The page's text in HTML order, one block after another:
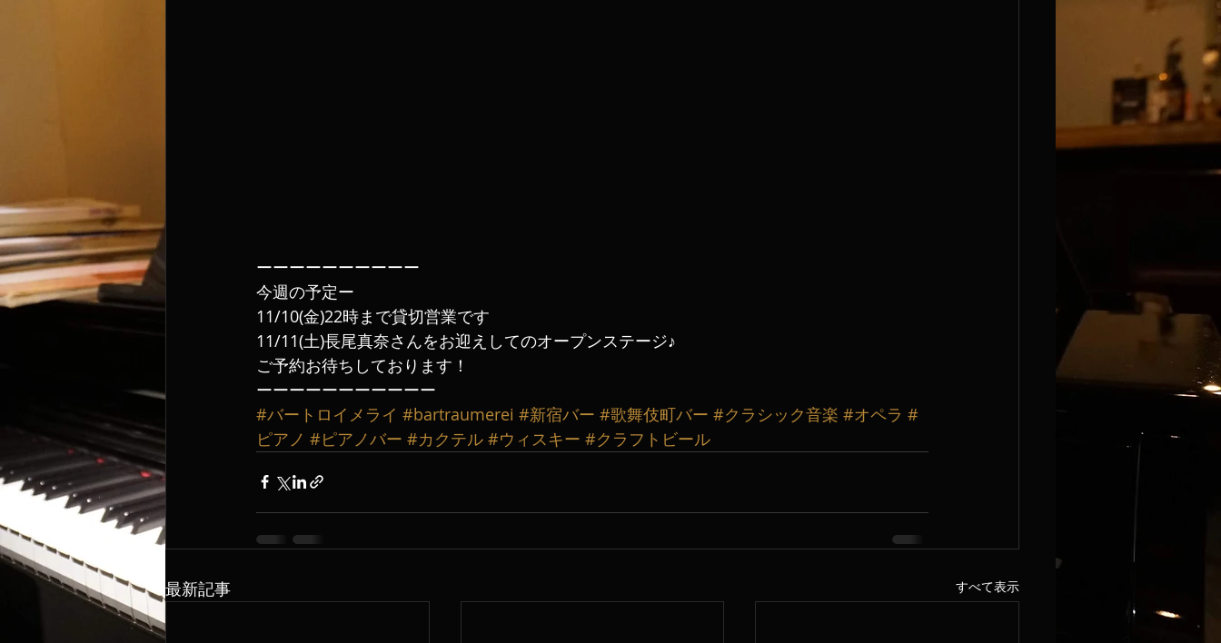
ーーーーーーーーーー
今週の予定ー
11/10(金)22時まで貸切営業です
11/11(土)長尾真奈さんをお迎えしてのオープンステージ♪
ご予約お待ちしております！
ーーーーーーーーーーー
#バートロイメライ #bartraumerei #新宿バー #歌舞伎町バー #クラシック音楽 #オペラ #
ピアノ #ピアノバー #カクテル #ウィスキー #クラフトビール
最新記事 すべて表示